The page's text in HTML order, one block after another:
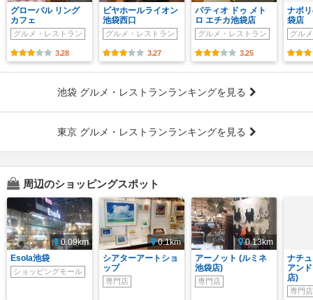
グローバル リング
カフェ
グルメ・レストラン
3.28
ビヤホールライオン
池袋西口
グルメ・レストラン
3.27
パティオ ドゥ メト
ロ エチカ池袋店
グルメ・レストラン
3.25
ナポ
袋店
グル
池袋 グルメ・レストランランキングを見る
東京 グルメ・レストランランキングを見る
周辺のショッピングスポット
0.09km
Esola池袋
ショッピングモール
0.1km
シアターアートショ
ップ
専門店
0.13km
アーノット (ルミネ
池袋店)
専門店
ナチ
アン
店)
専門店